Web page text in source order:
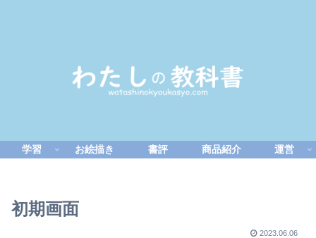
学習 お絵描き 書評 商品紹介 運営
初期画面
2023.06.06